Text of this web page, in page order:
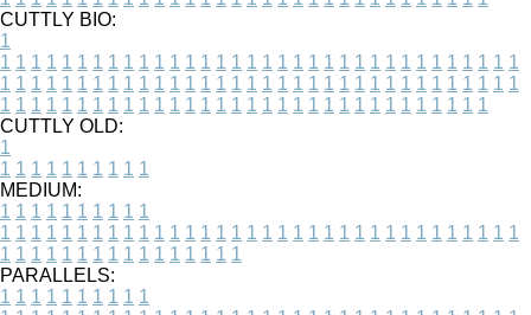
CUTTLY BIO:
1
1 1 1 1 1 1 1 1 1 1 1 1 1 1 1 1 1 1 1 1 1 1 1 1 1 1 1 1 1 1 1 1 1 1
1 1 1 1 1 1 1 1 1 1 1 1 1 1 1 1 1 1 1 1 1 1 1 1 1 1 1 1 1 1 1 1 1 1
1 1 1 1 1 1 1 1 1 1 1 1 1 1 1 1 1 1 1 1 1 1 1 1 1 1 1 1 1 1 1 1
CUTTLY OLD:
1
1 1 1 1 1 1 1 1 1 1
MEDIUM:
1 1 1 1 1 1 1 1 1 1
1 1 1 1 1 1 1 1 1 1 1 1 1 1 1 1 1 1 1 1 1 1 1 1 1 1 1 1 1 1 1 1 1 1
1 1 1 1 1 1 1 1 1 1 1 1 1 1 1 1
PARALLELS:
1 1 1 1 1 1 1 1 1 1